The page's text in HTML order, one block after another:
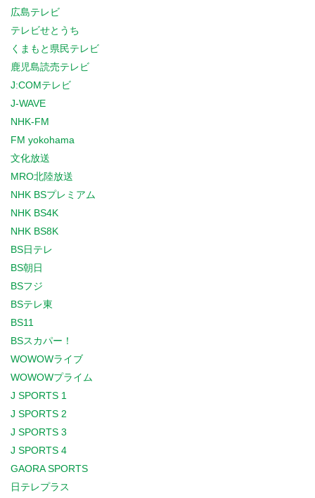
広島テレビ
テレビせとうち
くまもと県民テレビ
鹿児島読売テレビ
J:COMテレビ
J-WAVE
NHK-FM
FM yokohama
文化放送
MRO北陸放送
NHK BSプレミアム
NHK BS4K
NHK BS8K
BS日テレ
BS朝日
BSフジ
BSテレ東
BS11
BSスカパー！
WOWOWライブ
WOWOWプライム
J SPORTS 1
J SPORTS 2
J SPORTS 3
J SPORTS 4
GAORA SPORTS
日テレプラス